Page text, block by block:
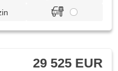
29 525 EUR